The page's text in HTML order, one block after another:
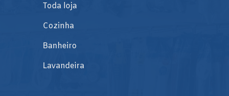
Toda loja
Cozinha
Banheiro
Lavandeira